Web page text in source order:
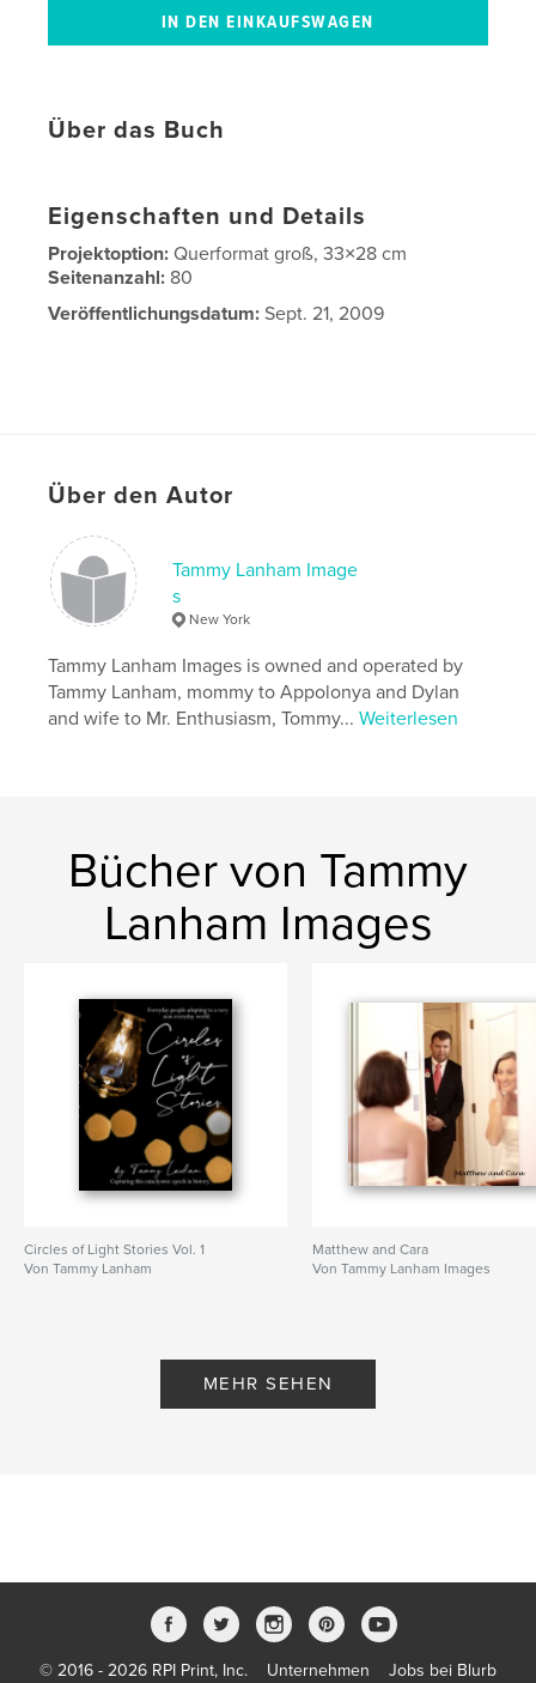
Über das Buch
Eigenschaften und Details
Projektoption:Querformat groß, 33×28 cm
Seitenanzahl: 80
Veröffentlichungsdatum: Sept. 21, 2009
Über den Autor
Tammy Lanham Image
s
New York
Tammy Lanham Images is owned and operated by
Tammy Lanham, mommy to Appolonya and Dylan
and wife to Mr. Enthusiasm, Tommy...Weiterlesen
Bücher von Tammy
Lanham Images
Circles of Light Stories Vol. 1
Von Tammy Lanham
Matthew and Cara
Von Tammy Lanham Images
MEHR SEHEN
© 2016 - 2026 RPI Print, Inc. Unternehmen Jobs bei Blurb